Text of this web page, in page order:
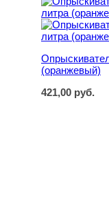
(оранжевый)
421,00 руб.